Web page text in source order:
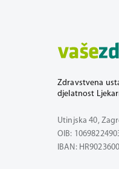
Zdravstvena
djelatnost
Utinjska 40,
OIB:
IBAN: